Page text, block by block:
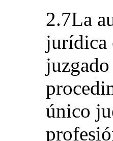
2.7La
jurídica
único